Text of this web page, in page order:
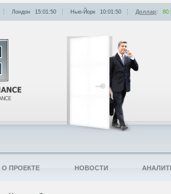
Лондон 15:01:50 Нью-Йорк 10:01:50 Доллар:
О ПРОЕКТЕ НОВОСТИ